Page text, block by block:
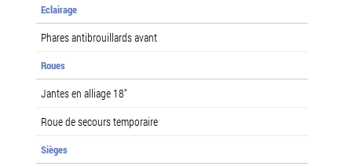
Eclairage
Phares antibrouillards avant
Roues
Jantes en alliage 18"
Roue de secours temporaire
Sièges